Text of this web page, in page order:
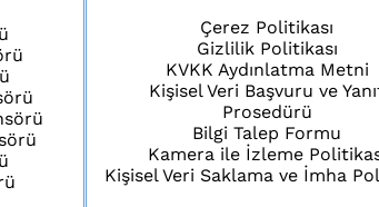
Çerez Politikası
Gizlilik Politikası
KVKK Aydınlatma Metni
Kişisel Veri Başvuru ve
Prosedürü
Bilgi Talep Formu
Kamera ile İzleme
Kişisel Veri Saklama ve İmha